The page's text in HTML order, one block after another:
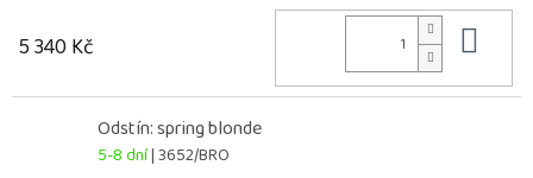
5 340 Kč
Odstín: spring blonde
5-8 dní| 3652/BRO